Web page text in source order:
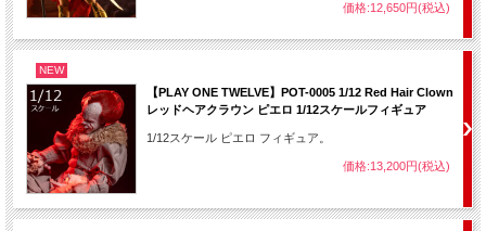
価格:12,650円(税込)
NEW
【PLAY ONE TWELVE】POT-0005 1/12 Red Hair Clown
レッドヘアクラウン ピエロ 1/12スケールフィギュア
1/12スケール ピエロ フィギュア。
価格:13,200円(税込)